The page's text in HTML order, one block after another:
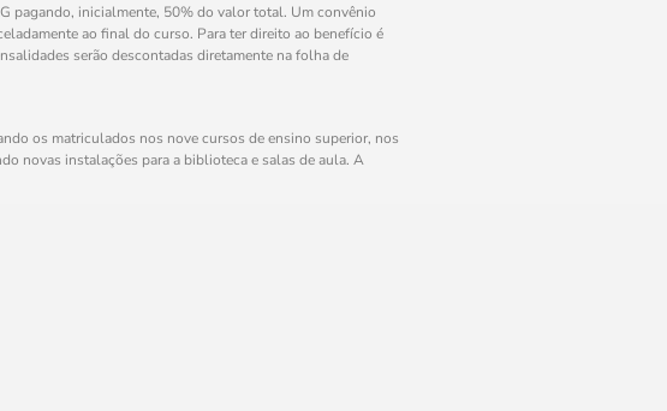
pagando, inicialmente, 50% do valor total. Um convênio
ao final do curso. Para ter direito ao benefício é
serão descontadas diretamente na folha de
os matriculados nos nove cursos de ensino superior, nos
novas instalações para a biblioteca e salas de aula. A